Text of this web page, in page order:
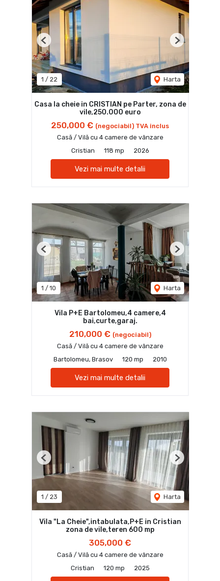
1 / 22 Harta
Previous Next
Casa la cheie in CRISTIAN pe Parter, zona de
vile,250.000 euro
250,000 € (negociabil) TVA inclus
Casă / Vilă cu 4 camere de vânzare
Cristian
118 mp 2026
Vezi mai multe detalii
1 / 10 Harta
Previous Next
Vila P+E Bartolomeu,4 camere,4
bai,curte,garaj.
210,000 € (negociabil)
Casă / Vilă cu 4 camere de vânzare
Bartolomeu, Brasov
120 mp 2010
Vezi mai multe detalii
1 / 23 Harta
Previous Next
Vila "La Cheie",intabulata,P+E in Cristian
zona de vile,teren 600 mp
305,000 €
Casă / Vilă cu 4 camere de vânzare
Cristian
120 mp 2025